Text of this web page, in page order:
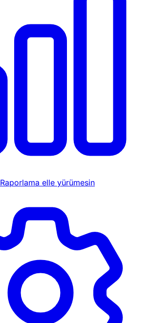
Raporlama elle yürümesin